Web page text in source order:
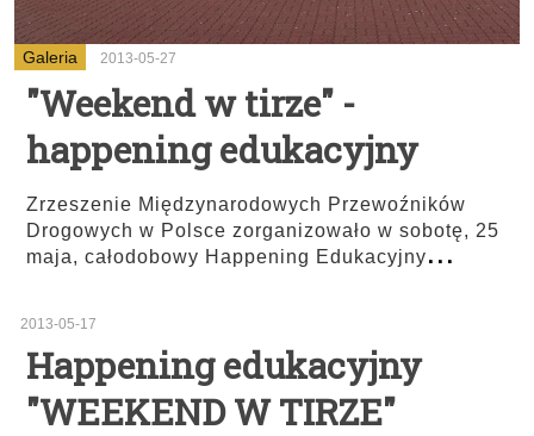
Galeria 2013-05-27
"Weekend w tirze" -
happening edukacyjny
Zrzeszenie Międzynarodowych Przewoźników
Drogowych w Polsce zorganizowało w sobotę, 25
maja, całodobowy Happening Edukacyjny...
2013-05-17
Happening edukacyjny
"WEEKEND W TIRZE"